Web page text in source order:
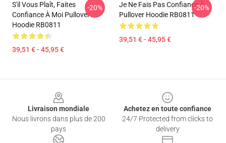
S'il Vous Plaît, Faites
Confiance À Moi Pullover
Hoodie RB0811
39,51 € - 45,95 €
-20%
Je Ne Fais Pas Confiance À
Pullover Hoodie RB0811
39,51 € - 45,95 €
-20%
Livraison mondiale
Nous livrons dans plus de 200
pays
Achetez en toute confiance
24/7 Protected from clicks to
delivery